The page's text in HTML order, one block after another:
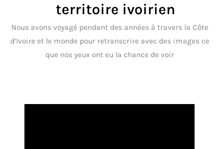
territoire ivoirien
Nous avons voyagé pendant des années à travers la Côte
d’Ivoire et le monde pour retranscrire avec des images ce
que nos yeux ont eu la chance de voir